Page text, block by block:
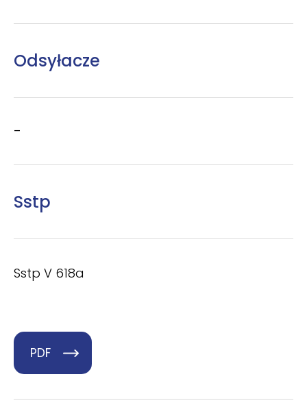
Odsyłacze
–
Sstp
Sstp V 618a
PDF